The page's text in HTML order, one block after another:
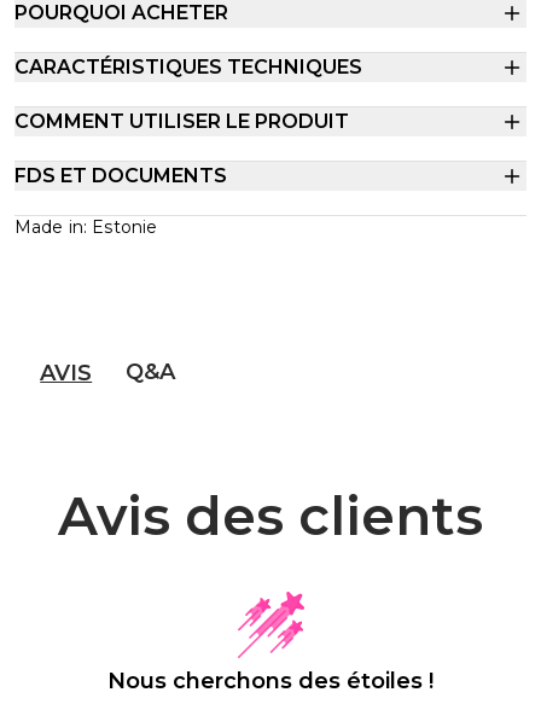
POURQUOI ACHETER
CARACTÉRISTIQUES TECHNIQUES
COMMENT UTILISER LE PRODUIT
FDS ET DOCUMENTS
Made in: Estonie
AVIS Q&A
Avis des clients
Nous cherchons des étoiles !